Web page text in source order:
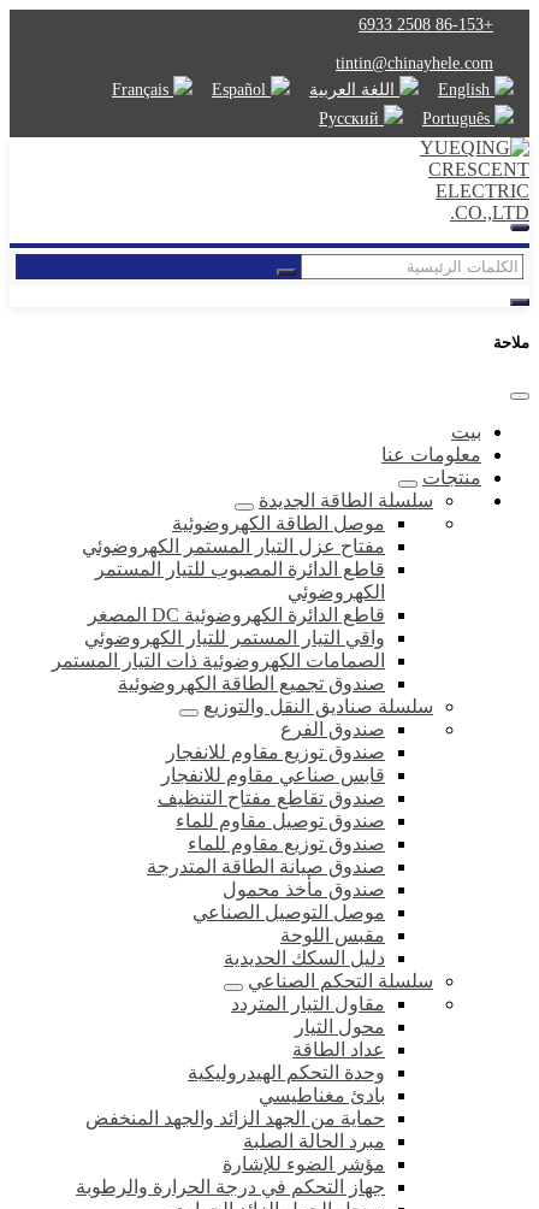
+86-153 2508 6933
tintin@chinayhele.com
اللغة العربية
ملاحة
بيت
معلومات عنا
منتجات
سلسلة الطاقة الجديدة
موصل الطاقة الكهروضوئية
مفتاح عزل التيار المستمر الكهروضوئي
قاطع الدائرة المصبوب للتيار المستمر
الكهروضوئي
قاطع الدائرة الكهروضوئية DC المصغر
واقي التيار المستمر للتيار الكهروضوئي
الصمامات الكهروضوئية ذات التيار المستمر
صندوق تجميع الطاقة الكهروضوئية
سلسلة صناديق النقل والتوزيع
صندوق الفرع
صندوق توزيع مقاوم للانفجار
قابس صناعي مقاوم للانفجار
صندوق تقاطع مفتاح التنظيف
صندوق توصيل مقاوم للماء
صندوق توزيع مقاوم للماء
صندوق صيانة الطاقة المتدرجة
صندوق مأخذ محمول
موصل التوصيل الصناعي
مقبس اللوحة
دليل السكك الحديدية
سلسلة التحكم الصناعي
مقاول التيار المتردد
محول التيار
عداد الطاقة
وحدة التحكم الهيدروليكية
بادئ مغناطيسي
حماية من الجهد الزائد والجهد المنخفض
مبرد الحالة الصلبة
مؤشر الضوء للإشارة
جهاز التحكم في درجة الحرارة والرطوبة